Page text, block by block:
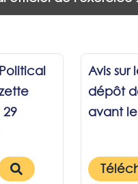
29
Avis
dépôt
avant le